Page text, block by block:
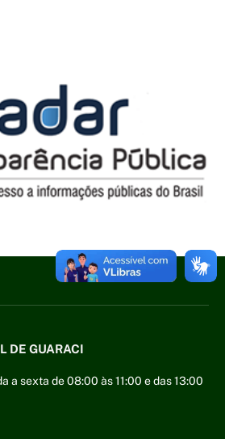
DE GUARACI
a sexta de 08:00 às 11:00 e das 13:00